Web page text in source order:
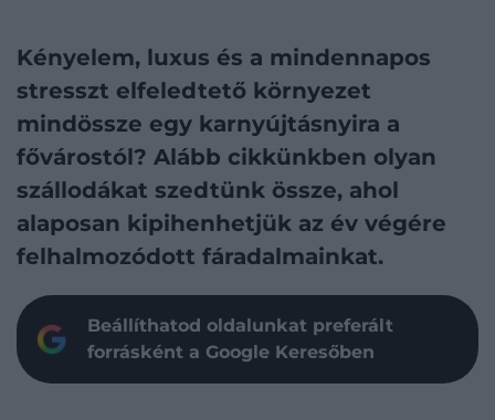
Kényelem, luxus és a mindennapos
stresszt elfeledtető környezet
mindössze egy karnyújtásnyira a
fővárostól? Alább cikkünkben olyan
szállodákat szedtünk össze, ahol
alaposan kipihenhetjük az év végére
felhalmozódott fáradalmainkat.
Beállíthatod oldalunkat preferált
forrásként a Google Keresőben